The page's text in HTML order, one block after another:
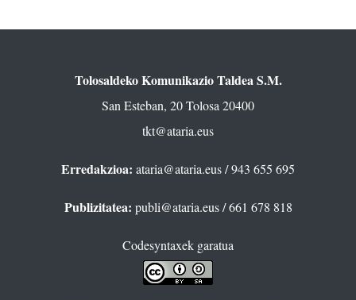
Tolosaldeko Komunikazio Taldea S.M.
San Esteban, 20 Tolosa 20400
tkt@ataria.eus
Erredakzioa: ataria@ataria.eus/ 943 655 695
Publizitatea: publi@ataria.eus/ 661 678 818
Codesyntaxek garatua